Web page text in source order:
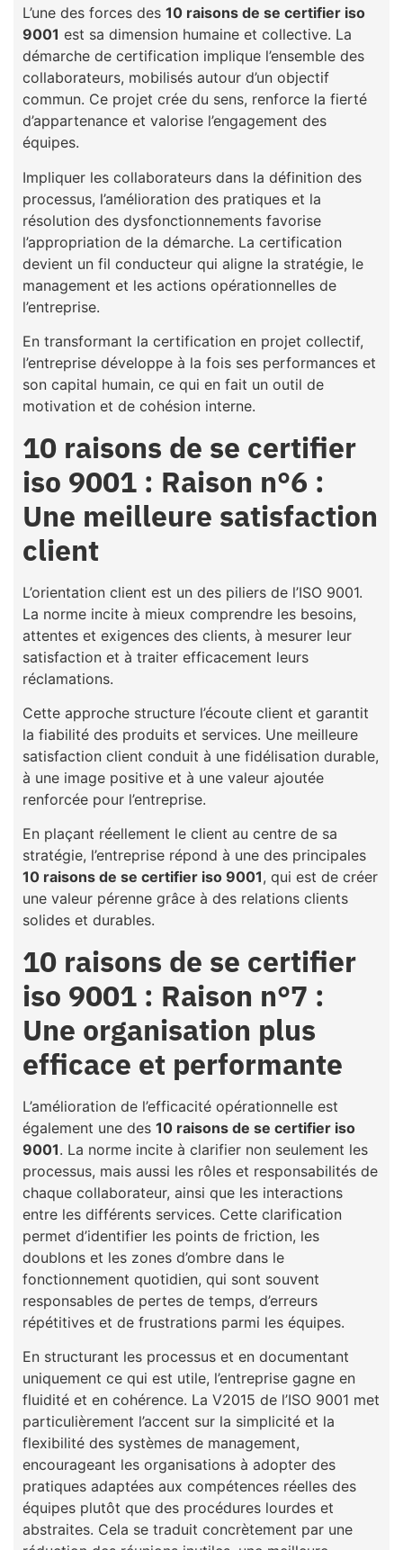
L’une des forces des 10 raisons de se certifier iso
9001 est sa dimension humaine et collective. La
démarche de certification implique l’ensemble des
collaborateurs, mobilisés autour d’un objectif
commun. Ce projet crée du sens, renforce la fierté
d’appartenance et valorise l’engagement des
équipes.
Impliquer les collaborateurs dans la définition des
processus, l’amélioration des pratiques et la
résolution des dysfonctionnements favorise
l’appropriation de la démarche. La certification
devient un fil conducteur qui aligne la stratégie, le
management et les actions opérationnelles de
l’entreprise.
En transformant la certification en projet collectif,
l’entreprise développe à la fois ses performances et
son capital humain, ce qui en fait un outil de
motivation et de cohésion interne.
10 raisons de se certifier
iso 9001 : Raison n°6 :
Une meilleure satisfaction
client
L’orientation client est un des piliers de l’ISO 9001.
La norme incite à mieux comprendre les besoins,
attentes et exigences des clients, à mesurer leur
satisfaction et à traiter efficacement leurs
réclamations.
Cette approche structure l’écoute client et garantit
la fiabilité des produits et services. Une meilleure
satisfaction client conduit à une fidélisation durable,
à une image positive et à une valeur ajoutée
renforcée pour l’entreprise.
En plaçant réellement le client au centre de sa
stratégie, l’entreprise répond à une des principales
10 raisons de se certifier iso 9001, qui est de créer
une valeur pérenne grâce à des relations clients
solides et durables.
10 raisons de se certifier
iso 9001 : Raison n°7 :
Une organisation plus
efficace et performante
L’amélioration de l’efficacité opérationnelle est
également une des 10 raisons de se certifier iso
9001. La norme incite à clarifier non seulement les
processus, mais aussi les rôles et responsabilités de
chaque collaborateur, ainsi que les interactions
entre les différents services. Cette clarification
permet d’identifier les points de friction, les
doublons et les zones d’ombre dans le
fonctionnement quotidien, qui sont souvent
responsables de pertes de temps, d’erreurs
répétitives et de frustrations parmi les équipes.
En structurant les processus et en documentant
uniquement ce qui est utile, l’entreprise gagne en
fluidité et en cohérence. La V2015 de l’ISO 9001 met
particulièrement l’accent sur la simplicité et la
flexibilité des systèmes de management,
encourageant les organisations à adopter des
pratiques adaptées aux compétences réelles des
équipes plutôt que des procédures lourdes et
abstraites. Cela se traduit concrètement par une